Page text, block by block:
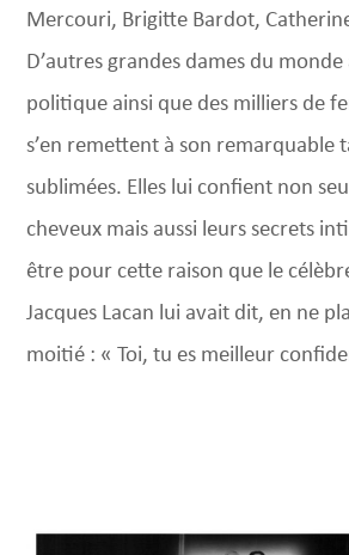
Mercouri, Brigitte Bardot,
D’autres grandes dames du
politique ainsi que des milliers de
s’en remettent à son remarquable
sublimées. Elles lui confient non
cheveux mais aussi leurs secrets
être pour cette raison que le
Jacques Lacan lui avait dit, en ne
moitié : « Toi, tu es meilleur